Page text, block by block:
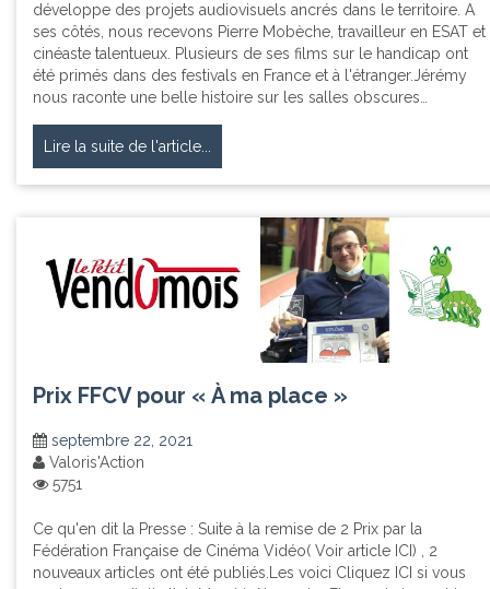
développe des projets audiovisuels ancrés dans le territoire. A
ses côtés, nous recevons Pierre Mobèche, travailleur en ESAT et
cinéaste talentueux. Plusieurs de ses films sur le handicap ont
été primés dans des festivals en France et à l'étranger.Jérémy
nous raconte une belle histoire sur les salles obscures…
Lire la suite de l'article...
Prix FFCV pour « À ma place »
septembre 22, 2021
Valoris'Action
5751
Ce qu'en dit la Presse : Suite à la remise de 2 Prix par la
Fédération Française de Cinéma Vidéo( Voir article ICI) , 2
nouveaux articles ont été publiés.Les voici Cliquez ICI si vous